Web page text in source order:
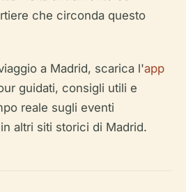
che circonda questo
a Madrid, scarica l'app
guidati, consigli utili e
reale sugli eventi
altri siti storici di Madrid.